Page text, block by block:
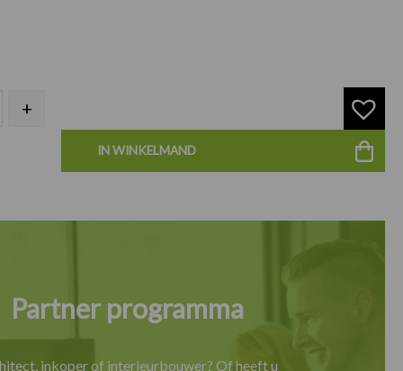
+
IN WINKELMAND
Partner programma
inkoper of interieurbouwer? Of heeft u